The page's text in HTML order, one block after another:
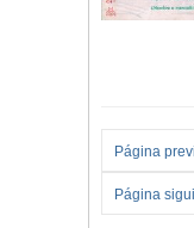
Página
Página